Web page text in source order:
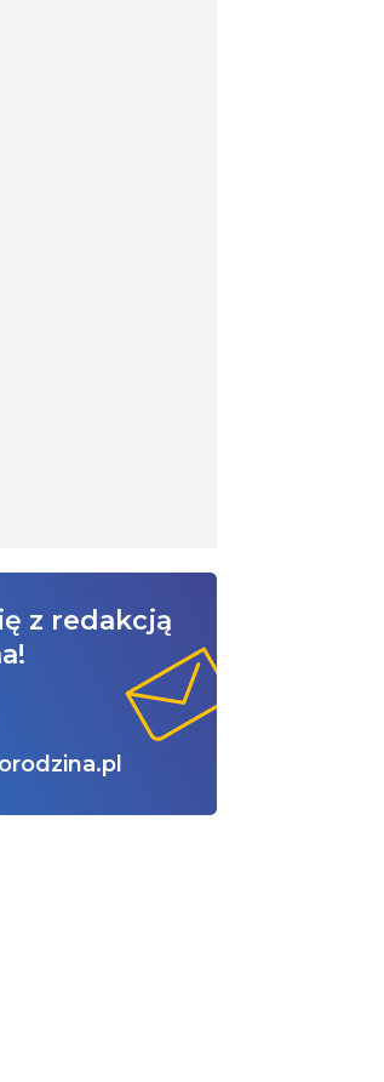
z redakcją